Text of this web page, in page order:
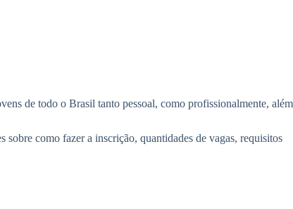
de todo o Brasil tanto pessoal, como profissionalmente, além
sobre como fazer a inscrição, quantidades de vagas, requisitos